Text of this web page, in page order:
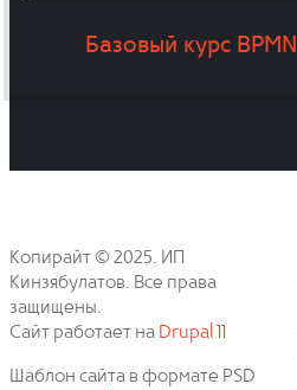
Базовый курс BPMN
Копирайт © 2025. ИП
Кинзябулатов. Все права
защищены.
Сайт работает на Drupal 11
Шаблон сайта в формате PSD